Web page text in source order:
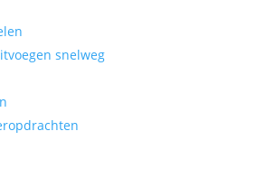
snelweg